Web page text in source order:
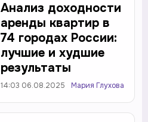
Анализ доходности
аренды квартир в
74 городах России:
лучшие и худшие
результаты
14:03 06.08.2025 Мария Глухова